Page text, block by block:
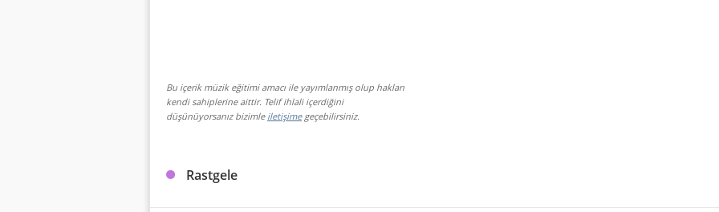
Bu içerik müzik eğitimi amacı ile yayımlanmış olup hakları
kendi sahiplerine aittir. Telif ihlali içerdiğini
düşünüyorsanız bizimle iletişimegeçebilirsiniz.
Rastgele